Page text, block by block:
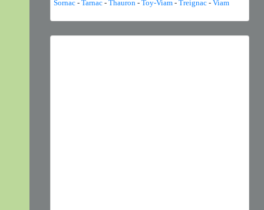
Sornac - Tarnac - Thauron - Toy-Viam - Treignac - Viam